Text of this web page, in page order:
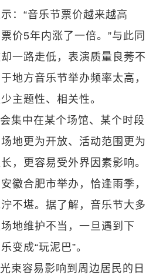
：“音乐节票价越来越高
价5年内涨了一倍。”与此同
一路走低，表演质量良莠不
地方音乐节举办频率太高，
主题性、相关性。
集中在某个场馆、某个时段
地更为开放、活动范围更为
，更容易受外界因素影响。
徽合肥市举办，恰逢雨季，
不堪。据了解，音乐节大多
地维护不当，一旦遇到下
变成“玩泥巴”。
束容易影响到周边居民的日